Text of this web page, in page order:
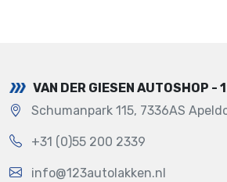
VAN DER GIESEN AUTOSHOP -
Schumanpark 115, 7336AS
+31 (0)55 200 2339
info@123autolakken.nl